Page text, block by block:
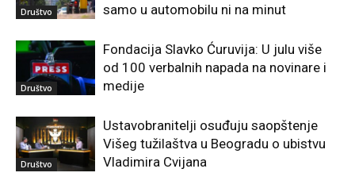
Društvo
samo u automobilu ni na minut
Društvo
Fondacija Slavko Ćuruvija: U julu više
od 100 verbalnih napada na novinare i
medije
Društvo
Ustavobranitelji osuđuju saopštenje
Višeg tužilaštva u Beogradu o ubistvu
Vladimira Cvijana